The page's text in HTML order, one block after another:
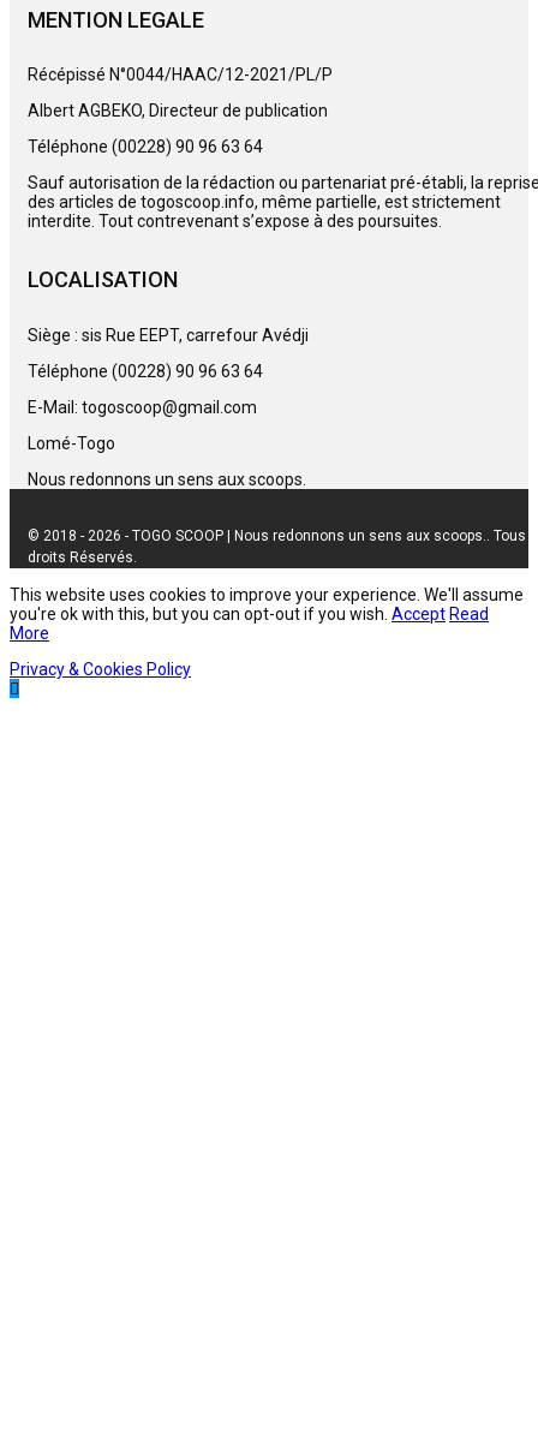
MENTION LEGALE
Récépissé N°0044/HAAC/12-2021/PL/P
Albert AGBEKO, Directeur de publication
Téléphone (00228) 90 96 63 64
Sauf autorisation de la rédaction ou partenariat pré-établi, la
des articles de togoscoop.info, même partielle, est strictement
interdite. Tout contrevenant s’expose à des poursuites.
LOCALISATION
Siège : sis Rue EEPT, carrefour Avédji
Téléphone (00228) 90 96 63 64
E-Mail: togoscoop@gmail.com
Lomé-Togo
Nous redonnons un sens aux scoops.
© 2018 - 2026 - TOGO SCOOP | Nous redonnons un sens aux scoops.. Tous
droits Réservés.
This website uses cookies to improve your experience. We'll assume
you're ok with this, but you can opt-out if you wish. Accept Read
More
Privacy & Cookies Policy